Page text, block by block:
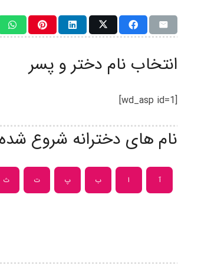
انتخاب نام دختر و پسر
[wd_asp id=1]
نام های دخترانه شروع
آ ا ب پ ت ث